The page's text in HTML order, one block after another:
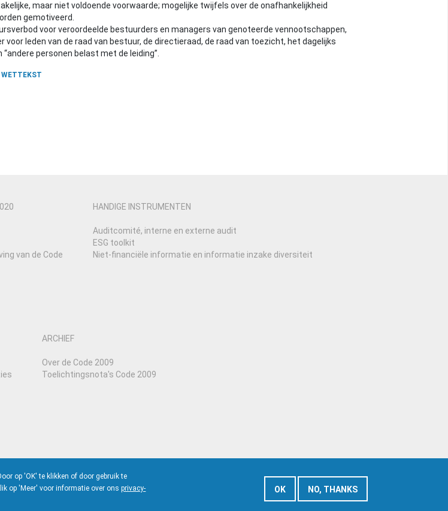
op 'OK' te klikken of door gebruik te
op 'Meer' voor informatie over onsprivacy-
OK NO, THANKS
maar niet voldoende voorwaarde; mogelijke twijfels over de onafhankelijkheid
gemotiveerd.
voor veroordeelde bestuurders en managers van genoteerde vennootschappen,
voor leden van de raad van bestuur, de directieraad, de raad van toezicht, het dagelijks
“andere personen belast met de leiding”.
WETTEKST
van de Code
HANDIGE INSTRUMENTEN
Auditcomité, interne en externe audit
ESG toolkit
Niet-financiële informatie en informatie inzake diversiteit
ARCHIEF
Over de Code 2009
Toelichtingsnota's Code 2009